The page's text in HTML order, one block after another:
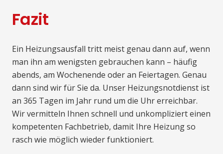
Fazit
Ein Heizungsausfall tritt meist genau dann auf, wenn
man ihn am wenigsten gebrauchen kann – häufig
abends, am Wochenende oder an Feiertagen. Genau
dann sind wir für Sie da. Unser Heizungsnotdienst ist
an 365 Tagen im Jahr rund um die Uhr erreichbar.
Wir vermitteln Ihnen schnell und unkompliziert einen
kompetenten Fachbetrieb, damit Ihre Heizung so
rasch wie möglich wieder funktioniert.